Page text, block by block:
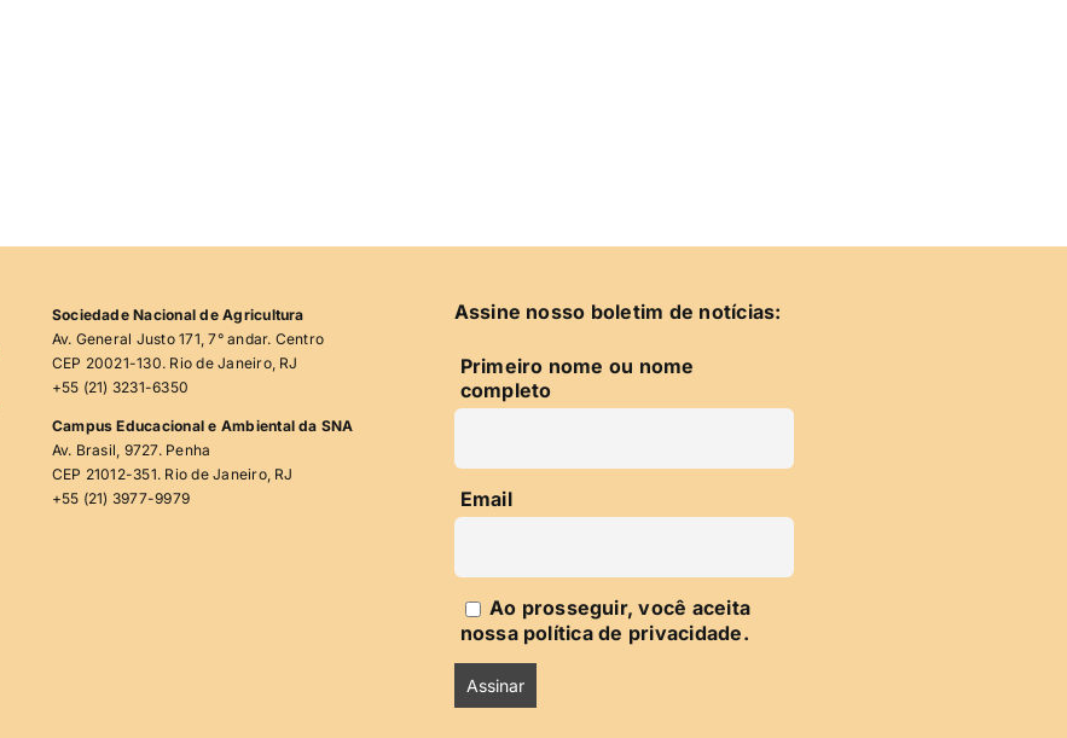
Sociedade Nacional de Agricultura
Av. General Justo 171, 7° andar. Centro
CEP 20021-130. Rio de Janeiro, RJ
+55 (21) 3231-6350
Campus Educacional e Ambiental da SNA
Av. Brasil, 9727. Penha
CEP 21012-351. Rio de Janeiro, RJ
+55 (21) 3977-9979
Assine nosso boletim de notícias:
Primeiro nome ou nome
completo
Email
Ao prosseguir, você aceita
nossa política de privacidade.